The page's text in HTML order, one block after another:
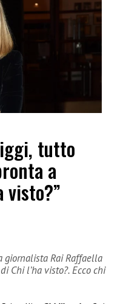
tutto
a
visto?”
Rai Raffaella
Chi l’ha visto?. Ecco chi